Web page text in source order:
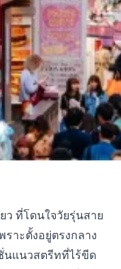
ว ที่โดนใจวัยรุ่นสาย
าะตั้งอยู่ตรงกลาง
นแนวสตรีทที่ไร้ขีด